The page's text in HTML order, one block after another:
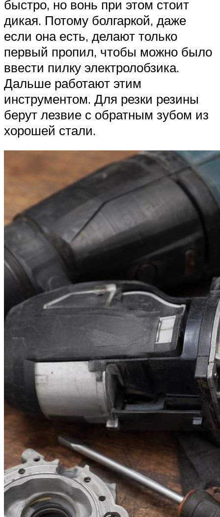
быстро, но вонь при этом стоит
дикая. Потому болгаркой, даже
если она есть, делают только
первый пропил, чтобы можно было
ввести пилку электролобзика.
Дальше работают этим
инструментом. Для резки резины
берут лезвие с обратным зубом из
хорошей стали.